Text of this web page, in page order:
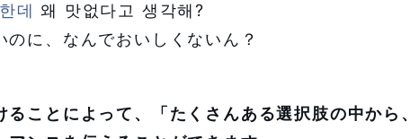
데 왜 맛없다고 생각해?
のに、なんでおいしくないん？
ることによって、「たくさんある選択肢の中から